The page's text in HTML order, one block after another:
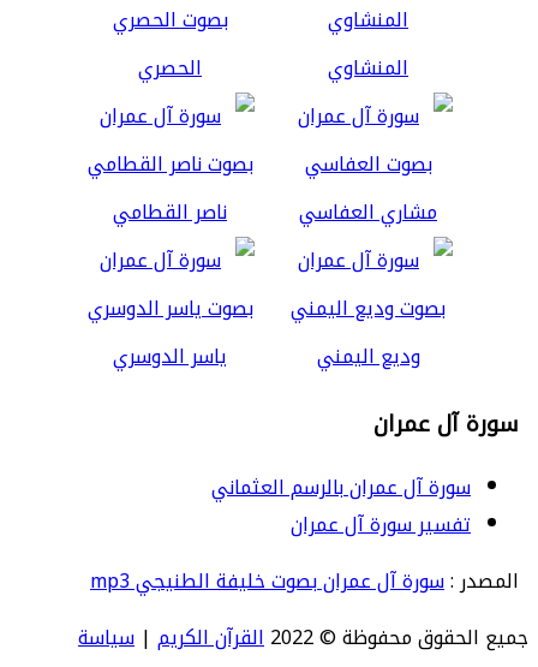
المنشاوي الحصري
مشاري العفاسي ناصر القطامي
وديع اليمني ياسر الدوسري
سورة آل عمران
سورة آل عمران بالرسم العثماني
تفسير سورة آل عمران
المصدر :سورة آل عمران بصوت خليفة الطنيجي mp3
جميع الحقوق محفوظة © 2022
القرآن الكريم | سياسة